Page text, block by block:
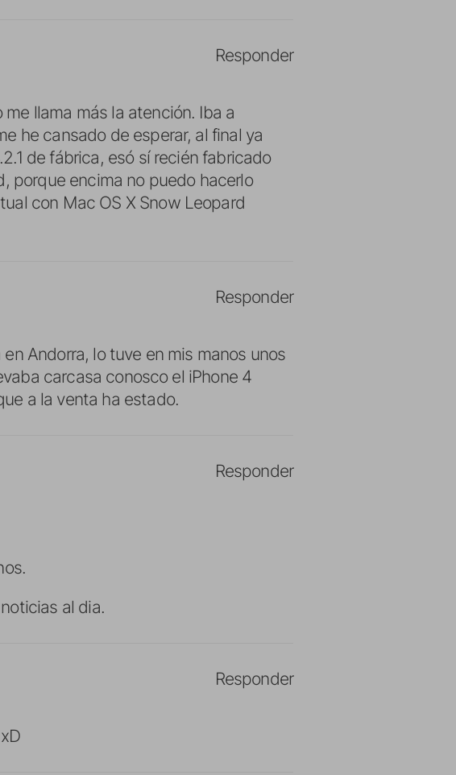
llama más la atención. Iba a
he cansado de esperar, al final ya
de fábrica, esó sí recién fabricado
porque encima no puedo hacerlo
con Mac OS X Snow Leopard
Responder
Andorra, lo tuve en mis manos unos
carcasa conosco el iPhone 4
a la venta ha estado.
Responder
al dia.
Responder
Responder